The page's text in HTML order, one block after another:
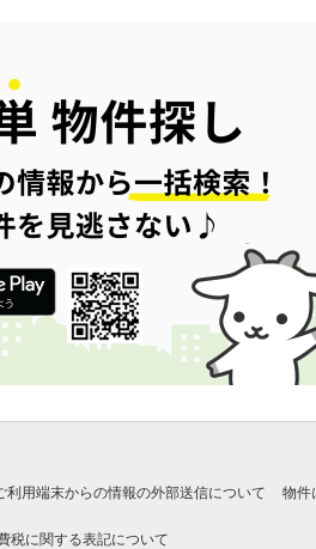
利用端末からの情報の外部送信について 物件
税に関する表記について